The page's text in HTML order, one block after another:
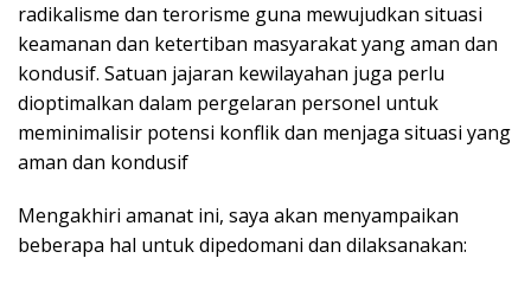
radikalisme dan terorisme guna mewujudkan situasi
keamanan dan ketertiban masyarakat yang aman dan
kondusif. Satuan jajaran kewilayahan juga perlu
dioptimalkan dalam pergelaran personel untuk
meminimalisir potensi konflik dan menjaga situasi yang
aman dan kondusif
Mengakhiri amanat ini, saya akan menyampaikan
beberapa hal untuk dipedomani dan dilaksanakan: